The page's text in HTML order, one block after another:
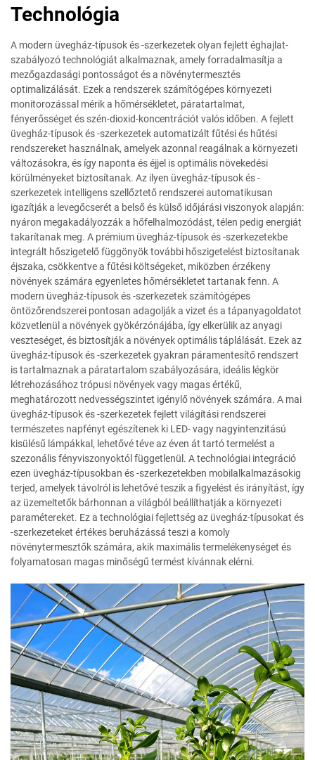
Technológia
A modern üvegház-típusok és -szerkezetek olyan fejlett éghajlat-
szabályozó technológiát alkalmaznak, amely forradalmasítja a
mezőgazdasági pontosságot és a növénytermesztés
optimalizálását. Ezek a rendszerek számítógépes környezeti
monitorozással mérik a hőmérsékletet, páratartalmat,
fényerősséget és szén-dioxid-koncentrációt valós időben. A fejlett
üvegház-típusok és -szerkezetek automatizált fűtési és hűtési
rendszereket használnak, amelyek azonnal reagálnak a környezeti
változásokra, és így naponta és éjjel is optimális növekedési
körülményeket biztosítanak. Az ilyen üvegház-típusok és -
szerkezetek intelligens szellőztető rendszerei automatikusan
igazítják a levegőcserét a belső és külső időjárási viszonyok alapján:
nyáron megakadályozzák a hőfelhalmozódást, télen pedig energiát
takarítanak meg. A prémium üvegház-típusok és -szerkezetekbe
integrált hőszigetelő függönyök további hőszigetelést biztosítanak
éjszaka, csökkentve a fűtési költségeket, miközben érzékeny
növények számára egyenletes hőmérsékletet tartanak fenn. A
modern üvegház-típusok és -szerkezetek számítógépes
öntözőrendszerei pontosan adagolják a vizet és a tápanyagoldatot
közvetlenül a növények gyökérzónájába, így elkerülik az anyagi
veszteséget, és biztosítják a növények optimális táplálását. Ezek az
üvegház-típusok és -szerkezetek gyakran páramentesítő rendszert
is tartalmaznak a páratartalom szabályozására, ideális légkör
létrehozásához trópusi növények vagy magas értékű,
meghatározott nedvességszintet igénylő növények számára. A mai
üvegház-típusok és -szerkezetek fejlett világítási rendszerei
természetes napfényt egészítenek ki LED- vagy nagyintenzitású
kisülésű lámpákkal, lehetővé téve az éven át tartó termelést a
szezonális fényviszonyoktól függetlenül. A technológiai integráció
ezen üvegház-típusokban és -szerkezetekben mobilalkalmazásokig
terjed, amelyek távolról is lehetővé teszik a figyelést és irányítást, így
az üzemeltetők bárhonnan a világból beállíthatják a környezeti
paramétereket. Ez a technológiai fejlettség az üvegház-típusokat és
-szerkezeteket értékes beruházássá teszi a komoly
növénytermesztők számára, akik maximális termelékenységet és
folyamatosan magas minőségű termést kívánnak elérni.